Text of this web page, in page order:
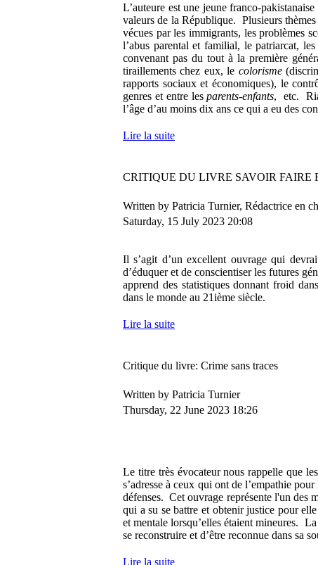
L’auteure est une jeune franco-
valeurs de la République. Plusieurs
vécues par les immigrants, les problèmes
l’abus parental et familial, le patriarcat,
convenant pas du tout à la première
tiraillements chez eux, le colorisme
rapports sociaux et économiques), le
genres et entre lesparents-enfants, etc.
l’âge d’au moins dix ans ce qui a eu des
Lire la suite
CRITIQUE DU LIVRE SAVOIR FAIRE
Written by Patricia Turnier, Rédactrice en
Saturday, 15 July 2023 20:08
Il s’agit d’un excellent ouvrage qui
d’éduquer et de conscientiser les futures
apprend des statistiques donnant froid
dans le monde au 21ième siècle.
Lire la suite
Critique du livre: Crime sans traces
Written by Patricia Turnier
Thursday, 22 June 2023 18:26
Le titre très évocateur nous rappelle que
s’adresse à ceux qui ont de l’empathie
défenses. Cet ouvrage représente l'un des
qui a su se battre et obtenir justice pour
et mentale lorsqu’elles étaient mineures.
se reconstruire et d’être reconnue dans sa
Lire la suite